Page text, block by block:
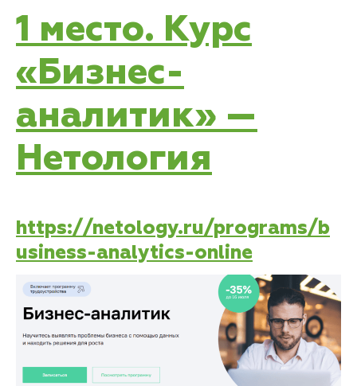
1 место. Курс
«Бизнес-
аналитик» —
Нетология
https://netology.ru/programs/b
usiness-analytics-online